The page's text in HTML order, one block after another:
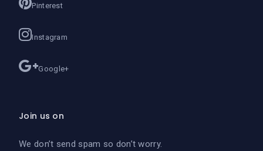
Pinterest
Instagram
Google+
Join us on
We don’t send spam so don’t worry.